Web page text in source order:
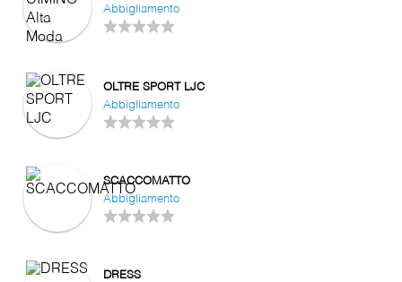
Abbigliamento
OLTRE SPORT LJC
Abbigliamento
SCACCOMATTO
Abbigliamento
DRESS